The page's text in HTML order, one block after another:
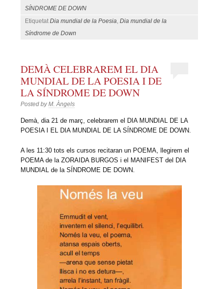
SÍNDROME DE DOWN
EtiquetatDia mundial de la Poesia ,Dia mundial de la
Síndrome de Down
DEMÀ CELEBRAREM EL DIA
MUNDIAL DE LA POESIA I DE
LA SÍNDROME DE DOWN
Posted byM. Àngels
Demà, dia 21 de març, celebrarem el DIA MUNDIAL DE LA
POESIA I EL DIA MUNDIAL DE LA SÍNDROME DE DOWN.
A les 11:30 tots els cursos recitaran un POEMA, llegirem el
POEMA de la ZORAIDA BURGOS i el MANIFEST del DIA
MUNDIAL de la SÍNDROME DE DOWN.